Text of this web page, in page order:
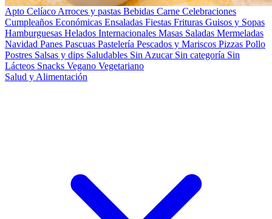
Apto Celíaco Arroces y pastas Bebidas Carne Celebraciones
Cumpleaños Económicas Ensaladas Fiestas Frituras Guisos y Sopas
Hamburguesas Helados Internacionales Masas Saladas Mermeladas
Navidad Panes Pascuas Pastelería Pescados y Mariscos Pizzas Pollo
Postres Salsas y dips Saludables Sin Azucar Sin categoría Sin
Lácteos Snacks Vegano Vegetariano
Salud y Alimentación